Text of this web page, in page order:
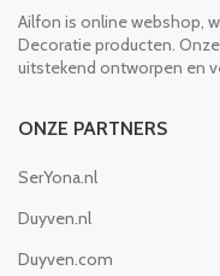
Ailfon is online webshop,
Decoratie producten.
uitstekend ontworpen en
ONZE PARTNERS
SerYona.nl
Duyven.nl
Duyven.com